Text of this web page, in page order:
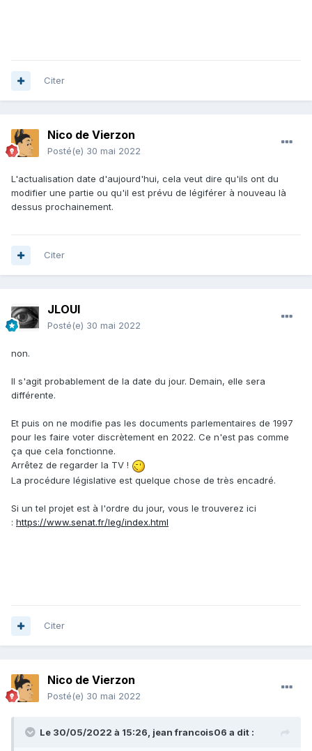
Citer
Nico de Vierzon
Posté(e) 30 mai 2022
L'actualisation date d'aujourd'hui, cela veut dire qu'ils ont du
modifier une partie ou qu'il est prévu de légiférer à nouveau là
dessus prochainement.
Citer
JLOUI
Posté(e) 30 mai 2022
non.
Il s'agit probablement de la date du jour. Demain, elle sera
différente.
Et puis on ne modifie pas les documents parlementaires de 1997
pour les faire voter discrètement en 2022. Ce n'est pas comme
ça que cela fonctionne.
Arrêtez de regarder la TV !
La procédure législative est quelque chose de très encadré.
Si un tel projet est à l'ordre du jour, vous le trouverez ici
: https://www.senat.fr/leg/index.html
Citer
Nico de Vierzon
Posté(e) 30 mai 2022
Le 30/05/2022 à 15:26, jean francois06 a dit :